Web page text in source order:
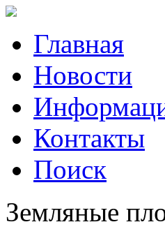
Главная
Новости
Контакты
Поиск
Земляные